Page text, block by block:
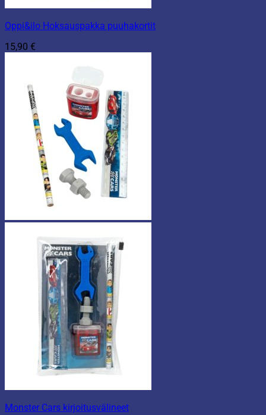
Oppi&ilo Hoksauspakka puuhakortit
15,90 €
Monster Cars kirjoitusvälineet